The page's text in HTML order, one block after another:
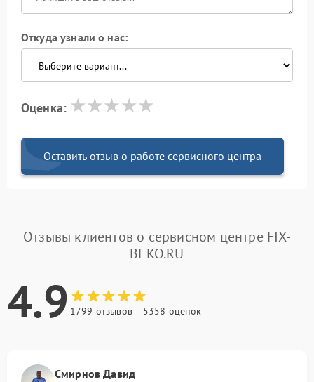
Откуда узнали о нас:
Оценка:
Оставить отзыв о работе сервисного центра
Отзывы клиентов о сервисном центре FIX-
BEKO.RU
4.9 1799 отзывов 5358 оценок
Смирнов Давид